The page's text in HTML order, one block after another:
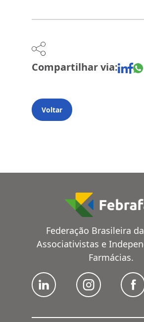
Compartilhar via:
Voltar
Federação Brasileira
Associativistas e
Farmácias.